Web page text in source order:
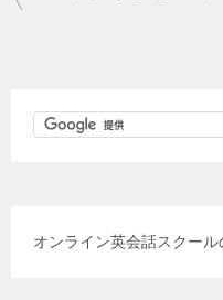
オンライン英会話スクール